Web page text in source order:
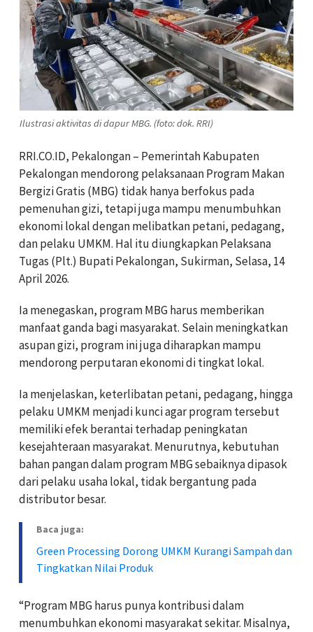
Ilustrasi aktivitas di dapur MBG. (foto: dok. RRI)
RRI.CO.ID, Pekalongan – Pemerintah Kabupaten
Pekalongan mendorong pelaksanaan Program Makan
Bergizi Gratis (MBG) tidak hanya berfokus pada
pemenuhan gizi, tetapi juga mampu menumbuhkan
ekonomi lokal dengan melibatkan petani, pedagang,
dan pelaku UMKM. Hal itu diungkapkan Pelaksana
Tugas (Plt.) Bupati Pekalongan, Sukirman, Selasa, 14
April 2026.
Ia menegaskan, program MBG harus memberikan
manfaat ganda bagi masyarakat. Selain meningkatkan
asupan gizi, program ini juga diharapkan mampu
mendorong perputaran ekonomi di tingkat lokal.
Ia menjelaskan, keterlibatan petani, pedagang, hingga
pelaku UMKM menjadi kunci agar program tersebut
memiliki efek berantai terhadap peningkatan
kesejahteraan masyarakat. Menurutnya, kebutuhan
bahan pangan dalam program MBG sebaiknya dipasok
dari pelaku usaha lokal, tidak bergantung pada
distributor besar.
Baca juga:
Green Processing Dorong UMKM Kurangi Sampah dan
Tingkatkan Nilai Produk
“Program MBG harus punya kontribusi dalam
menumbuhkan ekonomi masyarakat sekitar. Misalnya,